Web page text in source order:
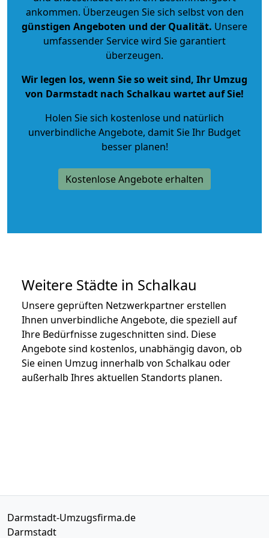
ankommen. Überzeugen Sie sich selbst von den
günstigen Angeboten und der Qualität. Unsere
umfassender Service wird Sie garantiert
überzeugen.
Wir legen los, wenn Sie so weit sind, Ihr Umzug
von Darmstadt nach Schalkau wartet auf Sie!
Holen Sie sich kostenlose und natürlich
unverbindliche Angebote, damit Sie Ihr Budget
besser planen!
Kostenlose Angebote erhalten
Weitere Städte in Schalkau
Unsere geprüften Netzwerkpartner erstellen
Ihnen unverbindliche Angebote, die speziell auf
Ihre Bedürfnisse zugeschnitten sind. Diese
Angebote sind kostenlos, unabhängig davon, ob
Sie einen Umzug innerhalb von Schalkau oder
außerhalb Ihres aktuellen Standorts planen.
Darmstadt-Umzugsfirma.de
Darmstadt